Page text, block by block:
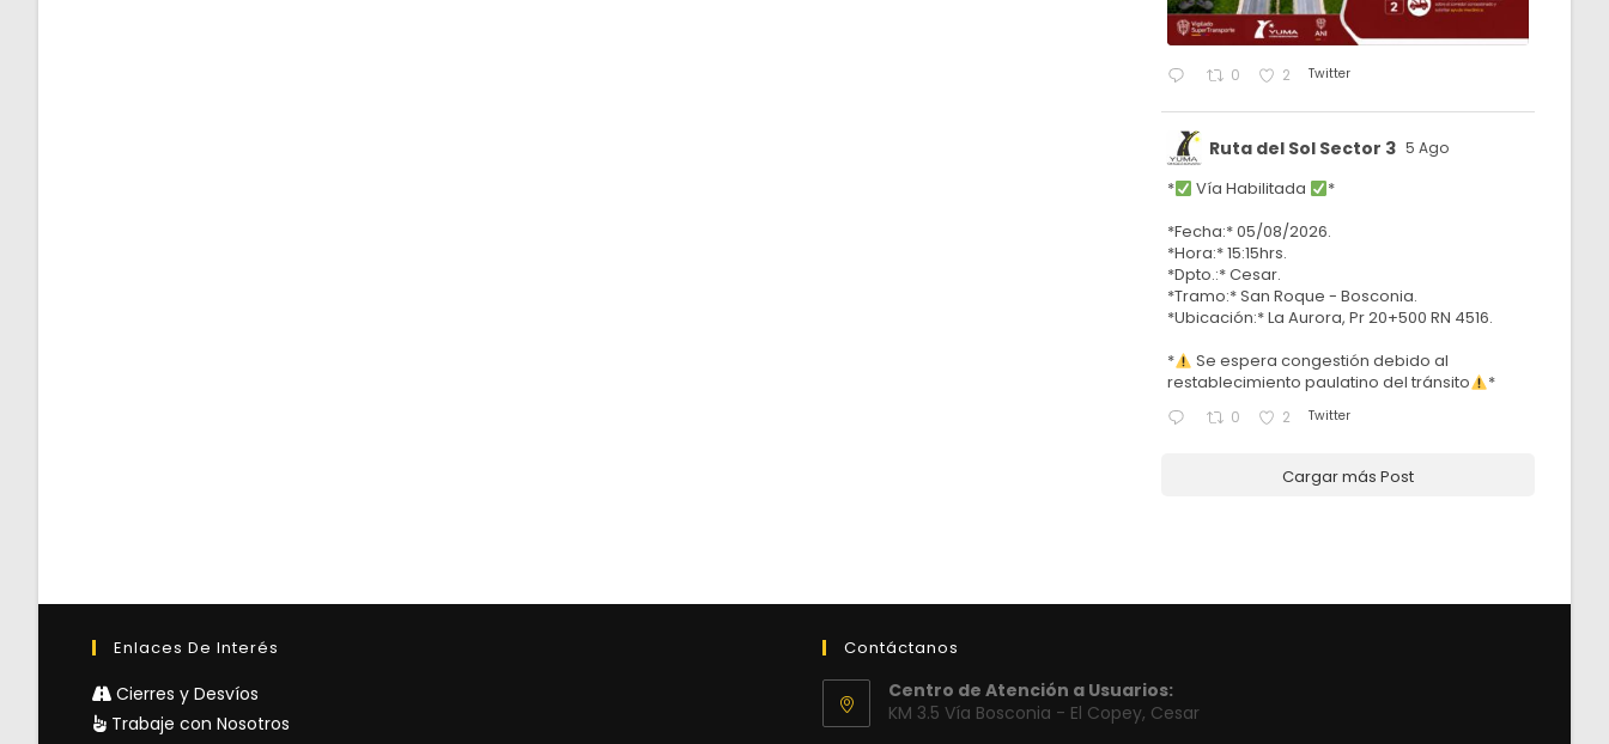
0 2 Twitter
Ruta del Sol Sector 3 5 Ago
* Vía Habilitada
*
*Fecha:* 05/08/2026.
*Hora:* 15:15hrs.
*Dpto.:* Cesar.
*Tramo:* San Roque - Bosconia.
*Ubicación:* La Aurora, Pr 20+500 RN 4516.
*
Se espera congestión debido al
restablecimiento paulatino del tránsito
*
0 2 Twitter
Cargar más Post
Enlaces De Interés
Cierres y Desvíos
Trabaje con Nosotros
Contáctanos
Centro de Atención a Usuarios:
KM 3.5 Vía Bosconia - El Copey, Cesar